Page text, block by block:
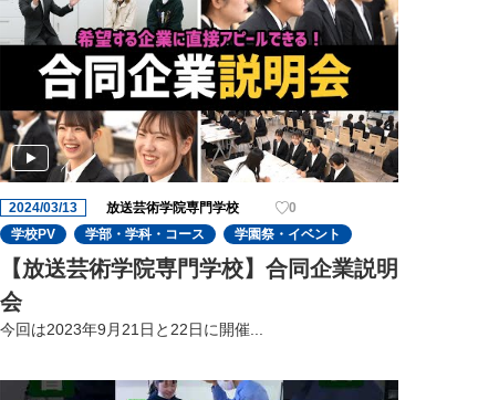
2024/03/13 放送芸術学院専門学校
0
学校PV
学部・学科・コース 学園祭・イベント
【放送芸術学院専門学校】合同企業説明
会
今回は2023年9⽉21⽇と22⽇に開催...